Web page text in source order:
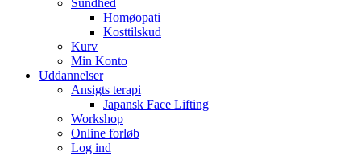
Sundhed
Homøopati
Kosttilskud
Kurv
Min Konto
Uddannelser
Ansigts terapi
Japansk Face Lifting
Workshop
Online forløb
Log ind